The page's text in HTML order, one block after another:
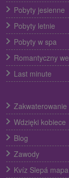
Pobyty jesienne
Pobyty letnie
Pobyty w spa
Romantyczny
Last minute
Zakwaterowanie
Wdzięki kobiece
Blog
Zawody
Kvíz Slepá